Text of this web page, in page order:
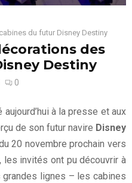
du futur Disney Destiny
des
Destiny
0
aujourd’hui à la presse et aux
de son futur navire Disney
20 novembre prochain vers
les invités ont pu découvrir à
lignes – les cabines